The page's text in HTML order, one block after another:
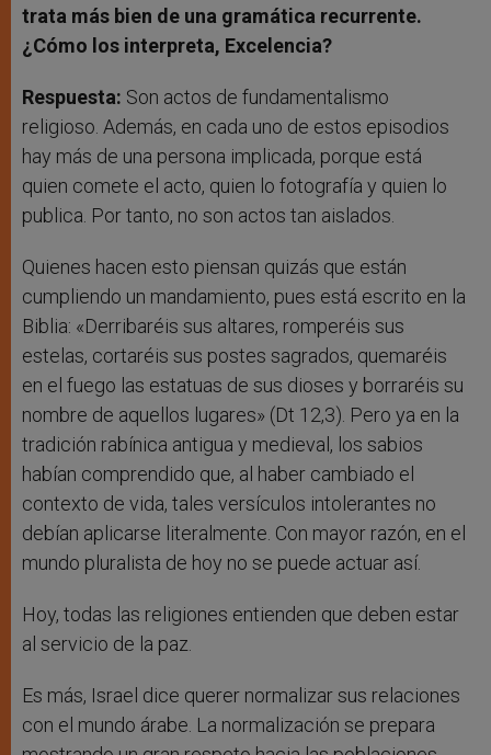
trata más bien de una gramática recurrente.
¿Cómo los interpreta, Excelencia?
Respuesta: Son actos de fundamentalismo
religioso. Además, en cada uno de estos episodios
hay más de una persona implicada, porque está
quien comete el acto, quien lo fotografía y quien lo
publica. Por tanto, no son actos tan aislados.
Quienes hacen esto piensan quizás que están
cumpliendo un mandamiento, pues está escrito en la
Biblia: «Derribaréis sus altares, romperéis sus
estelas, cortaréis sus postes sagrados, quemaréis
en el fuego las estatuas de sus dioses y borraréis su
nombre de aquellos lugares» (Dt 12,3). Pero ya en la
tradición rabínica antigua y medieval, los sabios
habían comprendido que, al haber cambiado el
contexto de vida, tales versículos intolerantes no
debían aplicarse literalmente. Con mayor razón, en el
mundo pluralista de hoy no se puede actuar así.
Hoy, todas las religiones entienden que deben estar
al servicio de la paz.
Es más, Israel dice querer normalizar sus relaciones
con el mundo árabe. La normalización se prepara